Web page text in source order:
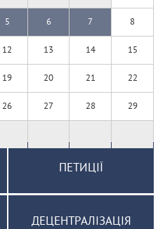
5 6 7 8
12 13 14 15
19 20 21 22
26 27 28 29
ПЕТИЦІЇ
ДЕЦЕНТРАЛІЗАЦІЯ